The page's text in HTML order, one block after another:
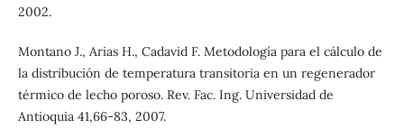
2002.
Montano J., Arias H., Cadavid F. Metodología para el cálculo de
la distribución de temperatura transitoria en un regenerador
térmico de lecho poroso. Rev. Fac. Ing. Universidad de
Antioquia 41,66-83, 2007.